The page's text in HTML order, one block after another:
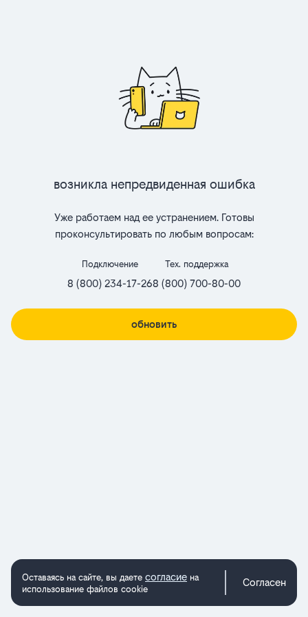
Возникла непредвиденная ошибка
Уже работаем над ее устранением. Готовы
проконсультировать по любым вопросам:
Подключение
8 (800) 234-17-26
Тех. поддержка
8 (800) 700-80-00
обновить
Оставаясь на сайте, вы даете согласие на
использование файлов cookie
Согласен